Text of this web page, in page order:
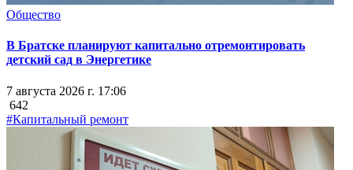
Общество
В Братске планируют капитально отремонтировать
детский сад в Энергетике
7 августа 2026 г. 17:06
642
#Капитальный ремонт